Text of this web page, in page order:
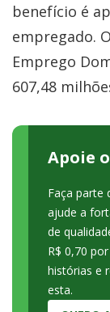
benefício é
empregado.
Emprego
607,48
Apoie
Faça parte
ajude a
de
R$ 0,70
histórias e
esta.